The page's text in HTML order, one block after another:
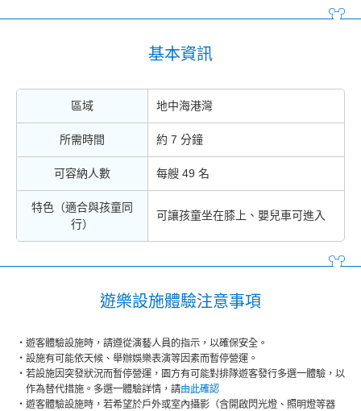
基本資訊
區域 地中海港灣
所需時間 約 7 分鐘
可容納人數 每艘 49 名
特色（適合與孩童同
行）
可讓孩童坐在膝上、嬰兒車可進入
遊樂設施體驗注意事項
遊客體驗設施時，請遵從演藝人員的指示，以確保安全。
設施有可能依天候、舉辦娛樂表演等因素而暫停營運。
若設施因突發狀況而暫停營運，園方有可能對排隊遊客發行多選一體驗，以
作為替代措施。多選一體驗詳情，請由此確認
遊客體驗設施時，若希望於戶外或室內攝影（含開啟閃光燈、照明燈等器